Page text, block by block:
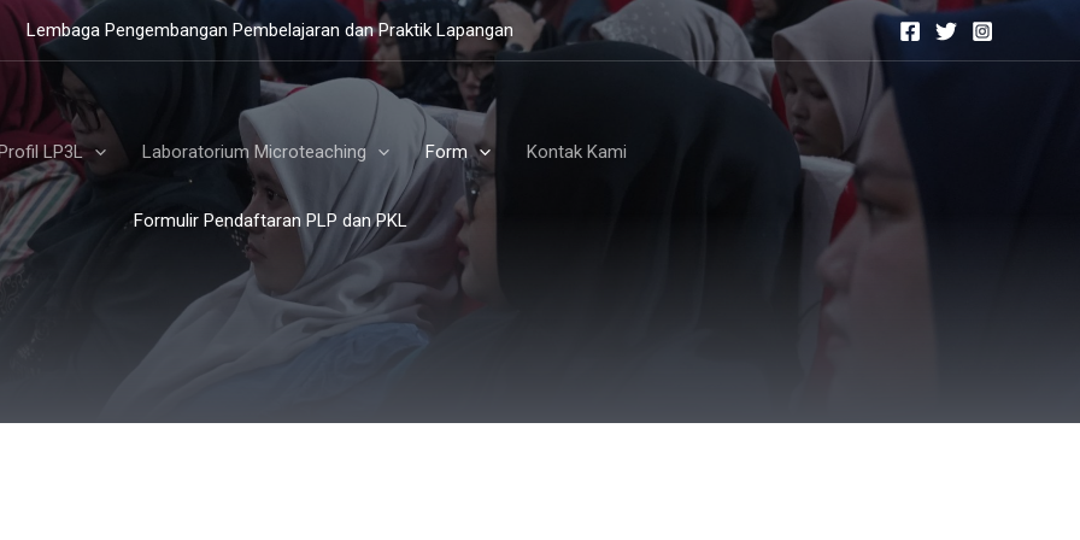
Lembaga Pengembangan Pembelajaran dan Praktik Lapangan
LP3L Laboratorium Microteaching Form Kontak Kami
Formulir Pendaftaran PLP dan PKL